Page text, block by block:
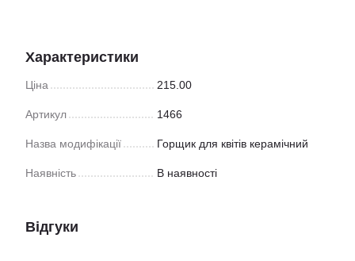
Характеристики
Ціна 215.00
Артикул 1466
Назва модифікації Горщик для квітів керамічний
Наявність В наявності
Відгуки